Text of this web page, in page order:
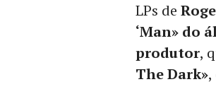
LPs de
‘Man» do
produtor,
The Dark»,